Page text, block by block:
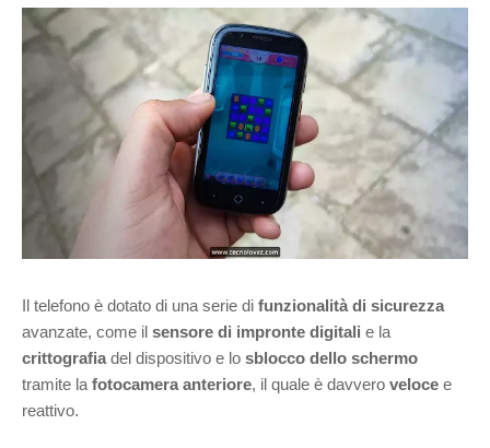
Il telefono è dotato di una serie di funzionalità di sicurezza
avanzate, come il sensore di impronte digitali e la
crittografia del dispositivo e lo sblocco dello schermo
tramite la fotocamera anteriore, il quale è davvero veloce e
reattivo.